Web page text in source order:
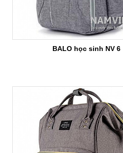
BALO học sinh NV 6